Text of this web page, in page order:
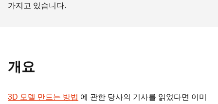
가지고 있습니다.
개요
3D 모델 만드는 방법 에 관한 당사의 기사를 읽었다면 이미